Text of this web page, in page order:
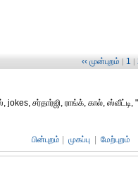
‹‹ முன்புறம் | 1 |
சர்தார்ஜி, ராங்க், கால், ஸ்வீட்டி, ",
பின்புறம் முகப்பு மேற்புறம்